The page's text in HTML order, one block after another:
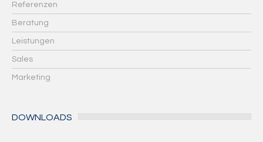
Referenzen
Beratung
Leistungen
Sales
Marketing
DOWNLOADS